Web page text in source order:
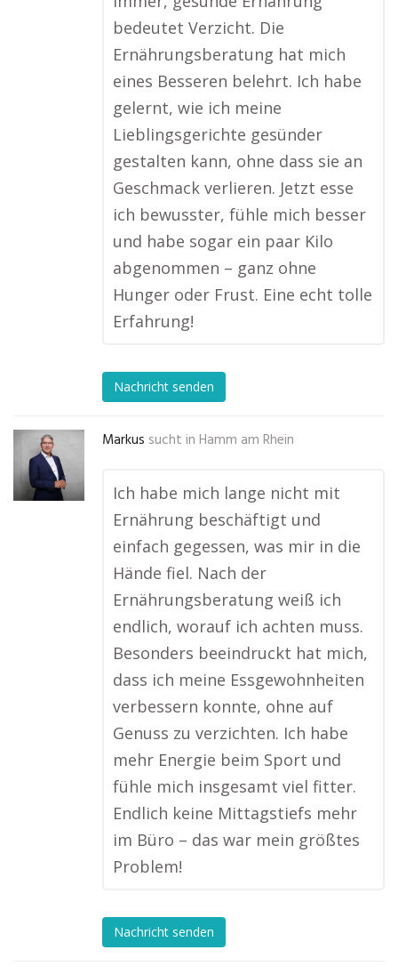
bedeutet Verzicht. Die
Ernährungsberatung hat mich
eines Besseren belehrt. Ich habe
gelernt, wie ich meine
Lieblingsgerichte gesünder
gestalten kann, ohne dass sie an
Geschmack verlieren. Jetzt esse
ich bewusster, fühle mich besser
und habe sogar ein paar Kilo
abgenommen – ganz ohne
Hunger oder Frust. Eine echt tolle
Erfahrung!
Nachricht senden
Markus sucht in Hamm am Rhein
Ich habe mich lange nicht mit
Ernährung beschäftigt und
einfach gegessen, was mir in die
Hände fiel. Nach der
Ernährungsberatung weiß ich
endlich, worauf ich achten muss.
Besonders beeindruckt hat mich,
dass ich meine Essgewohnheiten
verbessern konnte, ohne auf
Genuss zu verzichten. Ich habe
mehr Energie beim Sport und
fühle mich insgesamt viel fitter.
Endlich keine Mittagstiefs mehr
im Büro – das war mein größtes
Problem!
Nachricht senden